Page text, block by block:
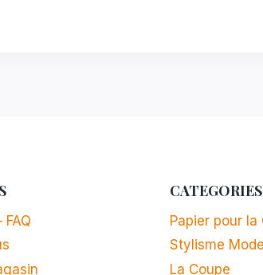
FAQ
CATEGORIES
Papier pour la
Stylisme
La Coupe